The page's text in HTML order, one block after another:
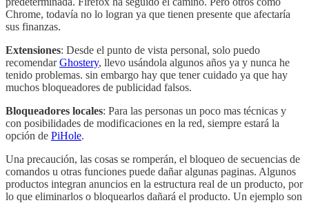
Chrome, todavía no lo logran ya que tienen presente que afectaría
sus finanzas.
Extensiones: Desde el punto de vista personal, solo puedo
recomendarGhostery, llevo usándola algunos años ya y nunca he
tenido problemas. sin embargo hay que tener cuidado ya que hay
muchos bloqueadores de publicidad falsos.
Bloqueadores locales: Para las personas un poco mas técnicas y
con posibilidades de modificaciones en la red, siempre estará la
opción de PiHole.
Una precaución, las cosas se romperán, el bloqueo de secuencias de
comandos u otras funciones puede dañar algunas paginas. Algunos
productos integran anuncios en la estructura real de un producto, por
lo que eliminarlos o bloquearlos dañará el producto. Un ejemplo son